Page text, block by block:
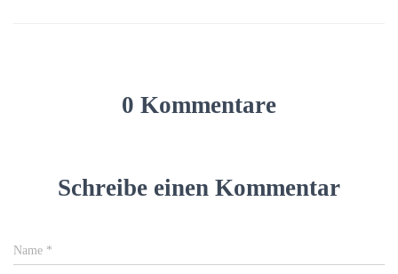
0 Kommentare
Schreibe einen Kommentar
Name *